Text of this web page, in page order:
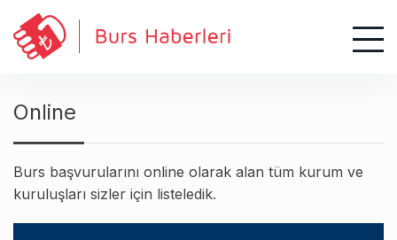
Online
Burs başvurularını online olarak alan tüm kurum ve
kuruluşları sizler için listeledik.